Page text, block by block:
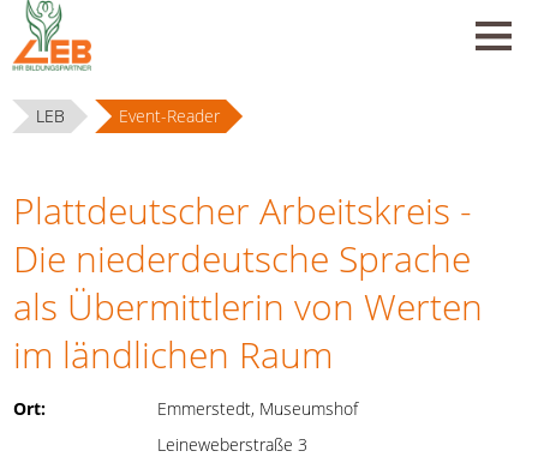
LEB Event-Reader
Plattdeutscher Arbeitskreis -
Die niederdeutsche Sprache
als Übermittlerin von Werten
im ländlichen Raum
Ort:
Emmerstedt, Museumshof
Leineweberstraße 3